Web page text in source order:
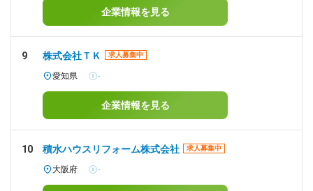
企業情報を見る
9 株式会社ＴＫ 求人募集中
愛知県 -
企業情報を見る
10 積水ハウスリフォーム株式会社 求人募集中
大阪府 -